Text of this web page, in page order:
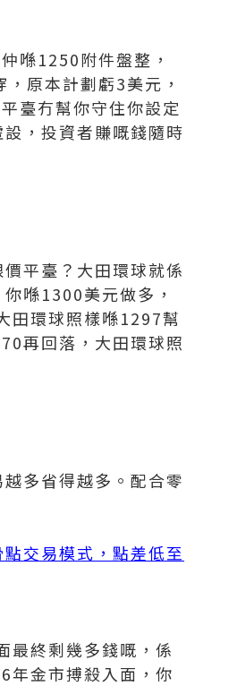
喺1250附件盤整，
原本計劃虧3美元，
臺冇幫你守住你設定
，投資者賺嘅錢隨時
平臺？大田環球就係
喺1300美元做多，
田環球照樣喺1297幫
再回落，大田環球照
多省得越多。配合零
交易模式，點差低至
最終剩幾多錢嘅，係
年金市搏殺入面，你